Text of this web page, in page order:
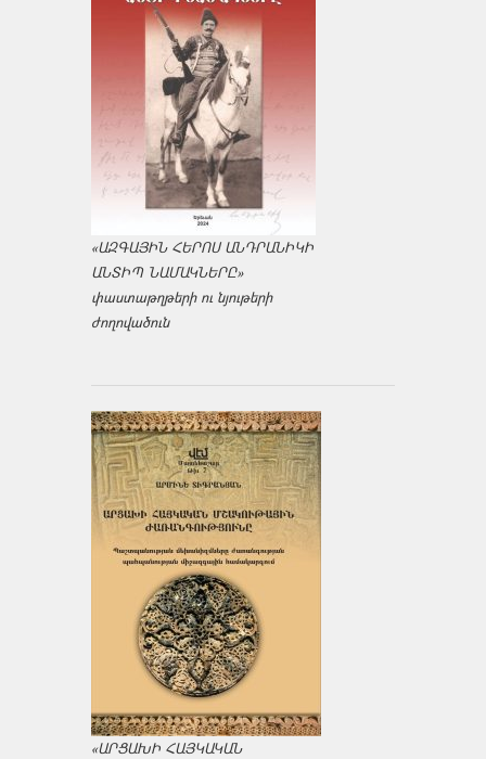
«ԱԶԳԱՅԻՆ ՀԵՐՈՍ ԱՆԴՐԱՆԻԿԻ
ԱՆՏԻՊ ՆԱՄԱԿՆԵՐԸ»
փաստաթղթերի ու նյութերի
ժողովածուն
«ԱՐՑԱԽԻ ՀԱՅԿԱԿԱՆ